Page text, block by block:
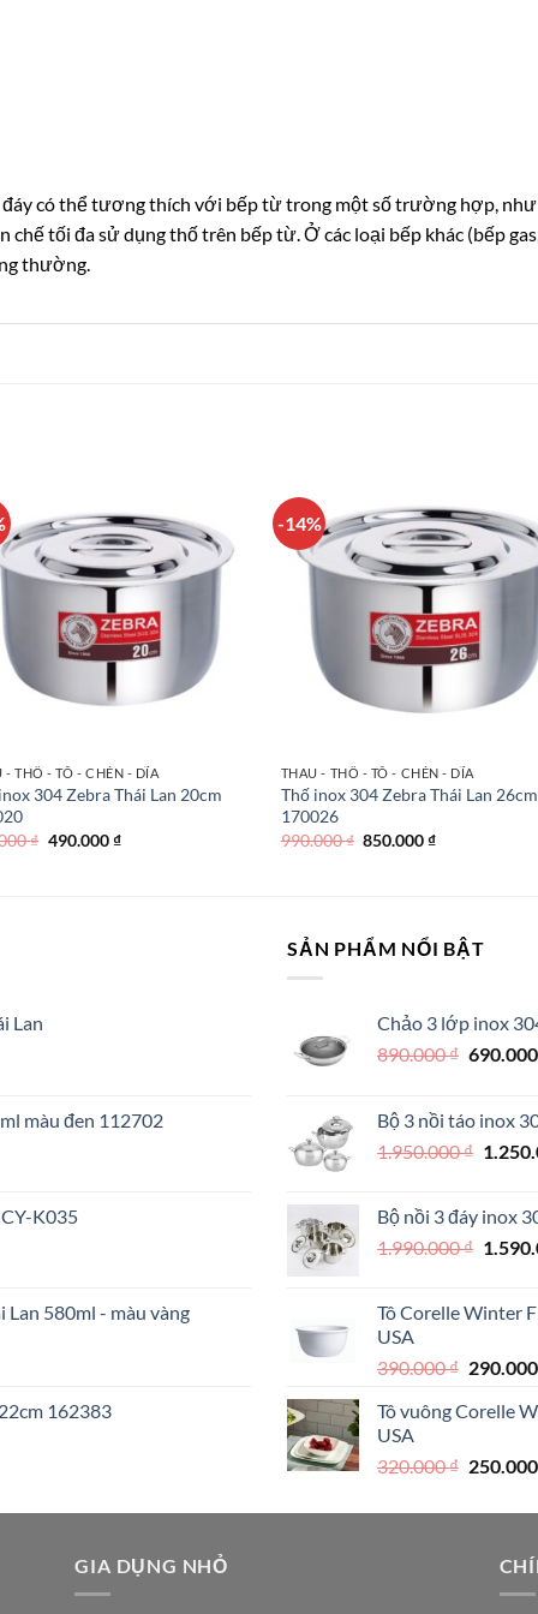
có thể tương thích với bếp từ trong một số trường hợp,
chế tối đa sử dụng thố trên bếp từ. Ở các loại bếp khác (bếp
thường.
- THỐ - TÔ - CHÉN - DĨA
304 Zebra Thái Lan 20cm
₫ Giá
490.000₫Giá
-14%
THAU - THỐ - TÔ - CHÉN - DĨA
Thố inox 304 Zebra Thái Lan 26cm
170026
990.000₫ Giá
850.000₫Giá
Lan
màu đen 112702
K035
580ml - màu vàng
162383
SẢN PHẨM NỔI BẬT
Chảo 3 lớp inox
890.000₫ Giá
890.000
Bộ 3 nồi táo inox
1.950.000₫ Giá
Bộ nồi 3 đáy inox
1.990.000₫ Giá
Tô Corelle Winter
USA
390.000₫ Giá
là:
Tô vuông Corelle
USA
320.000₫ Giá
là:
GIA DỤNG NHỎ